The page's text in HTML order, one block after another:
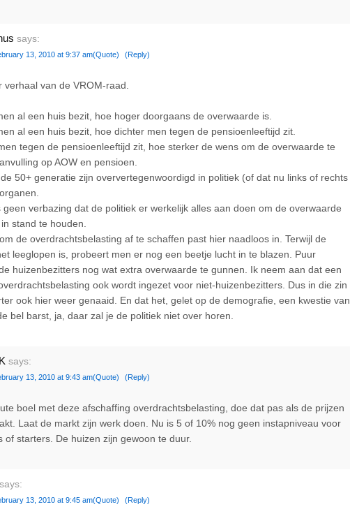
says:
13, 2010 at 9:37 am(Quote) (Reply)
verhaal van de VROM-raad.
al een huis bezit, hoe hoger doorgaans de overwaarde is.
al een huis bezit, hoe dichter men tegen de pensioenleeftijd zit.
tegen de pensioenleeftijd zit, hoe sterker de wens om de overwaarde te
op AOW en pensioen.
50+ generatie zijn oververtegenwoordigd in politiek (of dat nu links of rechts
geen verbazing dat de politiek er werkelijk alles aan doen om de overwaarde
stand te houden.
de overdrachtsbelasting af te schaffen past hier naadloos in. Terwijl de
leeglopen is, probeert men er nog een beetje lucht in te blazen. Puur
huizenbezitters nog wat extra overwaarde te gunnen. Ik neem aan dat een
ook wordt ingezet voor niet-huizenbezitters. Dus in die zin
ook hier weer genaaid. En dat het, gelet op de demografie, een kwestie van
bel barst, ja, daar zal je de politiek niet over horen.
says:
13, 2010 at 9:43 am(Quote) (Reply)
boel met deze afschaffing overdrachtsbelasting, doe dat pas als de prijzen
Laat de markt zijn werk doen. Nu is 5 of 10% nog geen instapniveau voor
of starters. De huizen zijn gewoon te duur.
says:
13, 2010 at 9:45 am(Quote) (Reply)